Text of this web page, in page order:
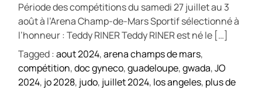
Période des compétitions du samedi 27 juillet au 3
août à l’Arena Champ-de-Mars Sportif sélectionné à
l’honneur : Teddy RINER Teddy RINER est né le […]
Tagged :aout 2024,arena champs de mars,
compétition,doc gyneco,guadeloupe,gwada,JO
2024, jo 2028, judo, juillet 2024, los angeles, plus de